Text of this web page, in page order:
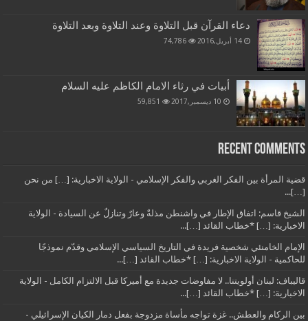
دعاء القرآن قبل التلاوة وعند التلاوة وبعد التلاوة
14 أبريل,2016 74,786
أبيات في رثاء الامام الكاظم عليه السلام
10 ديسمبر,2017 59,851
Recent Comments
قضية المرأة بين الفكر الغربي والفكر الإسلامي - الولاية الاخبارية: […] من نحن
[…]...
الشيخ قاسم: اتفاق الإطار في واشنطن مذلةٌ وعارٌ وتنازلٌ عن السيادة - الولاية
الاخبارية: […] *خطاب القائد […]...
الإمام الخامنئي شخصية فريدة في التاريخ السياسي الإسلامي وقدّم نموذجًا
للحاكمية - الولاية الاخبارية: […] *خطاب القائد […]...
قاليباف: لبنان أولويتنا.. لا مفاوضات جديدة مع أميركا قبل الالتزام الكامل - الولاية
الاخبارية: […] *خطاب القائد […]...
بين الركام والعطش.. غزة تواجه مأساة مزدوجة بفعل دمار الكيان الإسرائيلي -